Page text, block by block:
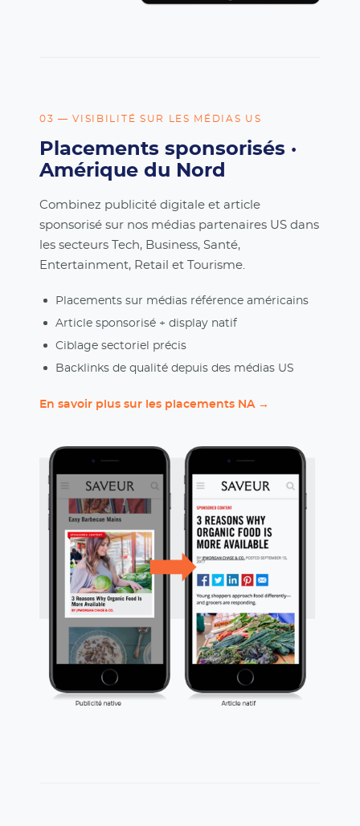
03 — VISIBILITÉ SUR LES MÉDIAS US
Placements sponsorisés ·
Amérique du Nord
Combinez publicité digitale et article
sponsorisé sur nos médias partenaires US dans
les secteurs Tech, Business, Santé,
Entertainment, Retail et Tourisme.
Placements sur médias référence américains
Article sponsorisé + display natif
Ciblage sectoriel précis
Backlinks de qualité depuis des médias US
En savoir plus sur les placements NA →